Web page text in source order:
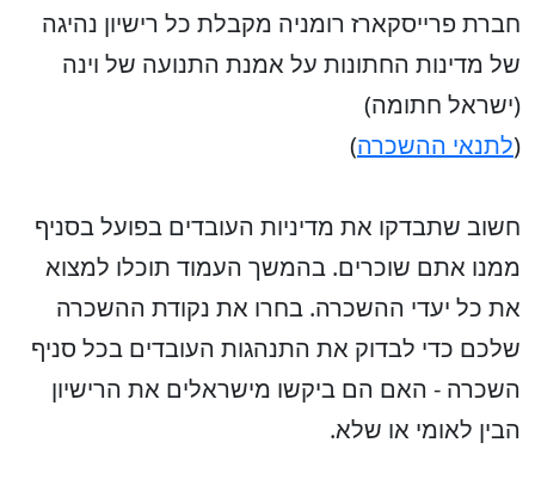
חברת פרייסקארז רומניה מקבלת כל רישיון נהיגה
של מדינות החתונות על אמנת התנועה של וינה
(ישראל חתומה)
(לתנאי ההשכרה)
חשוב שתבדקו את מדיניות העובדים בפועל בסניף
ממנו אתם שוכרים. בהמשך העמוד תוכלו למצוא
את כל יעדי ההשכרה. בחרו את נקודת ההשכרה
שלכם כדי לבדוק את התנהגות העובדים בכל סניף
השכרה - האם הם ביקשו מישראלים את הרישיון
הבין לאומי או שלא.